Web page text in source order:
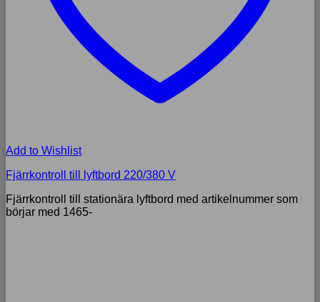
Add to Wishlist
Fjärrkontroll till lyftbord 220/380 V
Fjärrkontroll till stationära lyftbord med artikelnummer som
börjar med 1465-